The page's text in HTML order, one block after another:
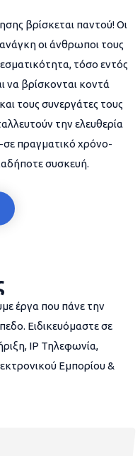
βρίσκεται παντού! Οι
οι άνθρωποι τους
τόσο εντός
να βρίσκονται κοντά
τους συνεργάτες τους
την ελευθερία
σε πραγματικό χρόνο-
συσκευή.
έργα που πάνε την
Ειδικευόμαστε σε
IP Τηλεφωνία,
Εμπορίου &